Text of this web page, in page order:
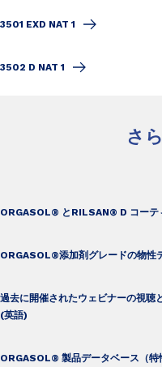
3501 EXD NAT 1
3502 D NAT 1
さ
ORGASOL® とRILSAN® D コーテ
ORGASOL®添加剤グレードの物性
過去に開催されたウェビナーの視聴
(英語)
ORGASOL® 製品データベース（特